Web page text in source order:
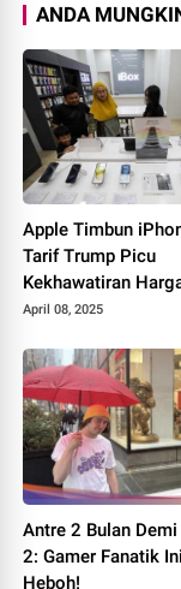
ANDA
Apple Timbun
Tarif Trump Picu
Kekhawatiran
April 08, 2025
Antre 2 Bulan
2: Gamer Fanatik
Heboh!